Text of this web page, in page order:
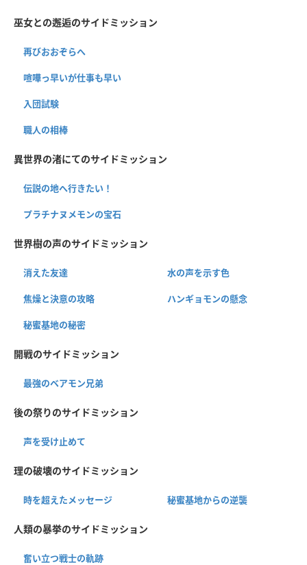
巫女との邂逅のサイドミッション
再びおおぞらへ
喧嘩っ早いが仕事も早い
入団試験
職人の相棒
異世界の渚にてのサイドミッション
伝説の地へ行きたい！
プラチナヌメモンの宝石
世界樹の声のサイドミッション
消えた友達 水の声を示す色
焦燥と決意の攻略 ハンギョモンの懸念
秘蜜基地の秘密
開戦のサイドミッション
最強のベアモン兄弟
後の祭りのサイドミッション
声を受け止めて
理の破壊のサイドミッション
時を超えたメッセージ 秘蜜基地からの逆襲
人類の暴挙のサイドミッション
奮い立つ戦士の軌跡